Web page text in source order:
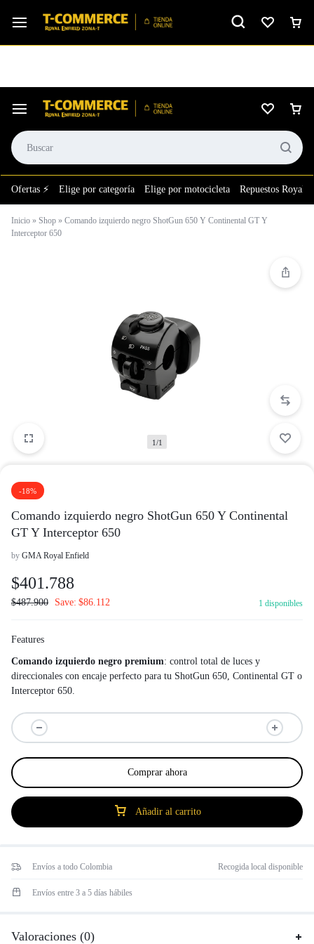
⚙️El taller más grande de LATAM en tu bolsillo. Ver calificación
Ofertas ⚡ Elige por categoría Elige por motocicleta Repuestos Royal
Inicio » Shop » Comando izquierdo negro ShotGun 650 Y Continental GT Y
Interceptor 650
1/1
-18%
Comando izquierdo negro ShotGun 650 Y Continental
GT Y Interceptor 650
by GMA Royal Enfield
$401.788
$487.900 Save: $86.112 1 disponibles
Features
Comando izquierdo negro premium: control total de luces y
direccionales con encaje perfecto para tu ShotGun 650, Continental GT o
Interceptor 650.
Añadir al carrito
Comprar ahora
Envíos a todo Colombia Recogida local disponible
Envíos entre 3 a 5 días hábiles
Valoraciones (0)